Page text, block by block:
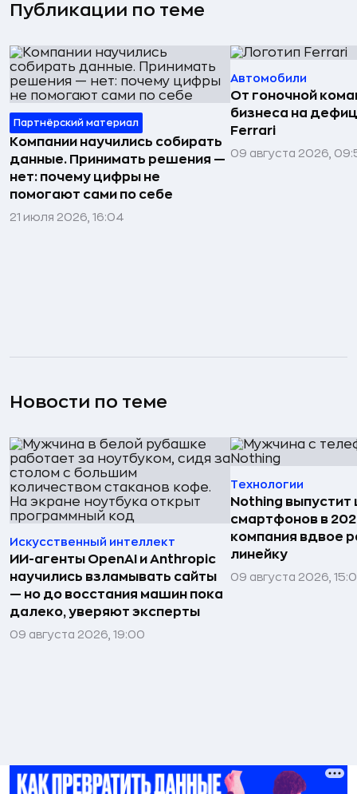
Публикации по теме
Партнёрский материал
Компании научились собирать
данные. Принимать решения —
нет: почему цифры не
помогают сами по себе
21 июля 2026, 16:04
Автомобили
От гоночной
бизнеса на
Ferrari
09 августа 2026,
Новости по теме
Искусственный интеллект
ИИ-агенты OpenAI и Anthropic
научились взламывать сайты
— но до восстания машин пока
далеко, уверяют эксперты
09 августа 2026, 19:00
Технологии
Nothing выпустит
смартфонов в
компания вдвое
линейку
09 августа 2026,